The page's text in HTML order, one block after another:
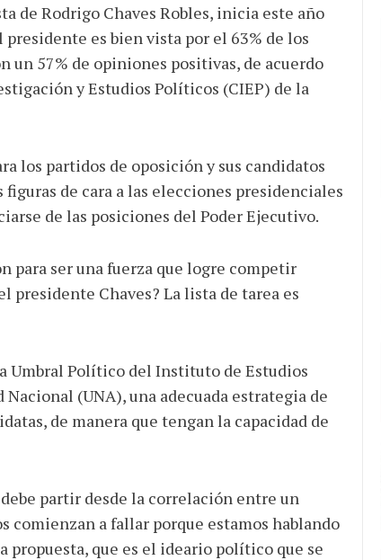
de Rodrigo Chaves Robles, inicia este año
es bien vista por el 63% de los
un 57% de opiniones positivas, de acuerdo
y Estudios Políticos (CIEP) de la
los partidos de oposición y sus candidatos
de cara a las elecciones presidenciales
de las posiciones del Poder Ejecutivo.
para ser una fuerza que logre competir
presidente Chaves? La lista de tarea es
Umbral Político del Instituto de Estudios
(UNA), una adecuada estrategia de
de manera que tengan la capacidad de
partir desde la correlación entre un
comienzan a fallar porque estamos hablando
propuesta, que es el ideario político que se